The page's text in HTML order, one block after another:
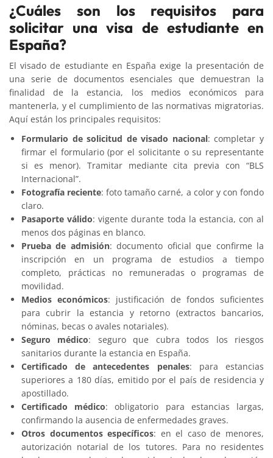
¿Cuáles son los requisitos para
solicitar una visa de estudiante en
España?
El visado de estudiante en España exige la presentación de
una serie de documentos esenciales que demuestran la
finalidad de la estancia, los medios económicos para
mantenerla, y el cumplimiento de las normativas migratorias.
Aquí están los principales requisitos:
Formulario de solicitud de visado nacional: completar y
firmar el formulario (por el solicitante o su representante
si es menor). Tramitar mediante cita previa con “BLS
Internacional”.
Fotografía reciente: foto tamaño carné, a color y con fondo
claro.
Pasaporte válido: vigente durante toda la estancia, con al
menos dos páginas en blanco.
Prueba de admisión: documento oficial que confirme la
inscripción en un programa de estudios a tiempo
completo, prácticas no remuneradas o programas de
movilidad.
Medios económicos: justificación de fondos suficientes
para cubrir la estancia y retorno (extractos bancarios,
nóminas, becas o avales notariales).
Seguro médico: seguro que cubra todos los riesgos
sanitarios durante la estancia en España.
Certificado de antecedentes penales: para estancias
superiores a 180 días, emitido por el país de residencia y
apostillado.
Certificado médico: obligatorio para estancias largas,
confirmando la ausencia de enfermedades graves.
Otros documentos específicos: en el caso de menores,
autorización notarial de los tutores. Para no residentes